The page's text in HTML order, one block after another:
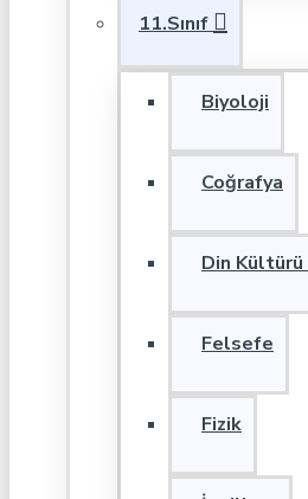
11.Sınıf
Biyoloji
Coğrafya
Din
Felsefe
Fizik